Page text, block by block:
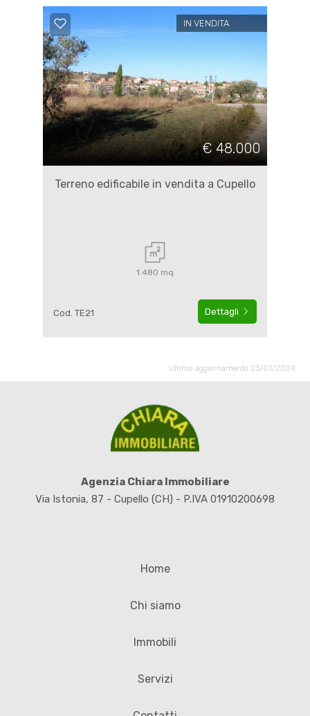
IN VENDITA
€ 48.000
Terreno edificabile in vendita a Cupello
1.480 mq
Cod. TE21 Dettagli
Ultimo aggiornamento 23/01/2024
Agenzia Chiara Immobiliare
Via Istonia, 87 - Cupello (CH) - P.IVA 01910200698
Home
Chi siamo
Immobili
Servizi